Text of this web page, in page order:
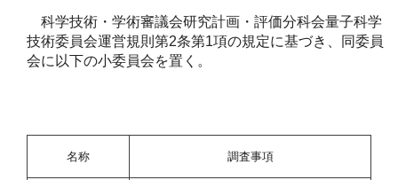
科学技術・学術審議会研究計画・評価分科会量子科学
技術委員会運営規則第2条第1項の規定に基づき、同委員
会に以下の小委員会を置く。
名称 調査事項